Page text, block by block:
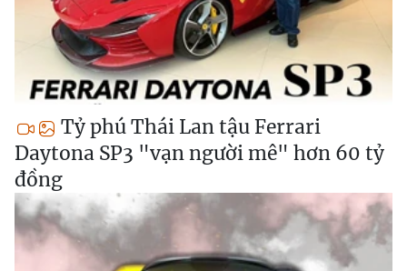
Tỷ phú Thái Lan tậu Ferrari
Daytona SP3 "vạn người mê" hơn 60 tỷ
đồng